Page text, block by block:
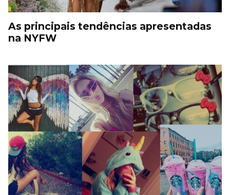
As principais tendências apresentadas
na NYFW